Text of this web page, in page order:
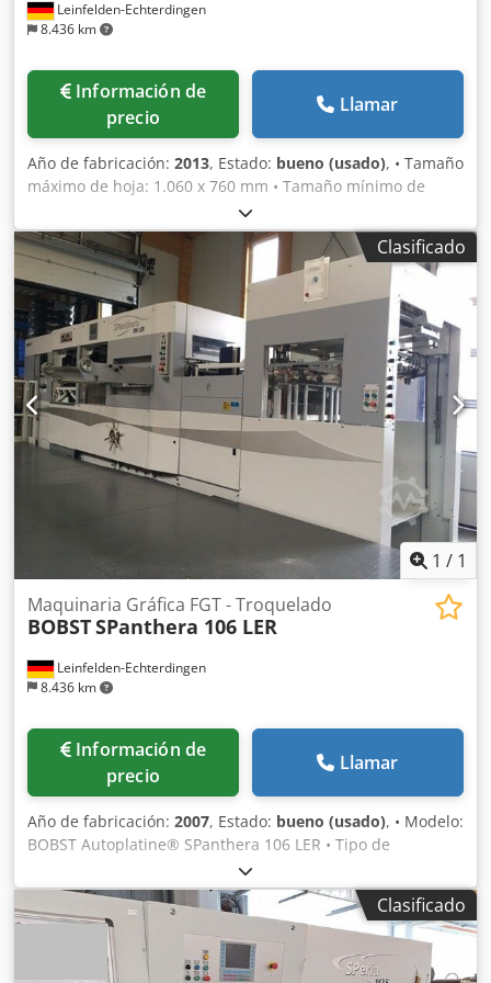
Leinfelden-Echterdingen
8.436 km
Información de
precio
Llamar
Año de fabricación: 2013, Estado: bueno (usado), • Tamaño
máximo de hoja: 1.060 x 760 mm • Tamaño mínimo de
hoja: 400 x 350 mm • Tamaño máximo de troquelado: 1.060
x 745 mm • Margen de pinzas: 10 mm • Velocidad
mecánica máxima: 7.700 hojas/hora • Gama de papel: o
Cartulina: 90–2.000 g/m² Dksdpew E Iumjfx Aidjr o Cartón
ondulado: hasta 4 mm (dependiendo del canal) • Fuerza de
troquelado: 260 toneladas • Altura de pila
(alimentador/entrega): o Alimentador: hasta 1.350 mm o
Entrega: hasta 1.150 mm • Tipo de alimentador: Non-stop •
Tipo de entrega: Non-stop • Sistema de registro: Alineación
óptica y mecánica de hojas • Tamaño de la plancha de
troquelado: 1.080 x 760 mm
Clasificado
1 / 1
Leinfelden-Echterdingen
8.436 km
Maquinaria Gráfica FGT - Troquelado
BOBSTSPanthera 106 LER
Información de
precio
Llamar
Año de fabricación: 2007, Estado: bueno (usado), • Modelo:
BOBST Autoplatine® SPanthera 106 LER • Tipo de
máquina: Troqueladora automática de platina plana con
despose y separación de recortes • Fabricante: BOBST •
Categoría: Troqueladora de alto rendimiento para cartón
plegable y embalaje • Año de fabricación: 2007 • Estado de
producción: Máquina conectada y en funcionamiento _____
Clasificado